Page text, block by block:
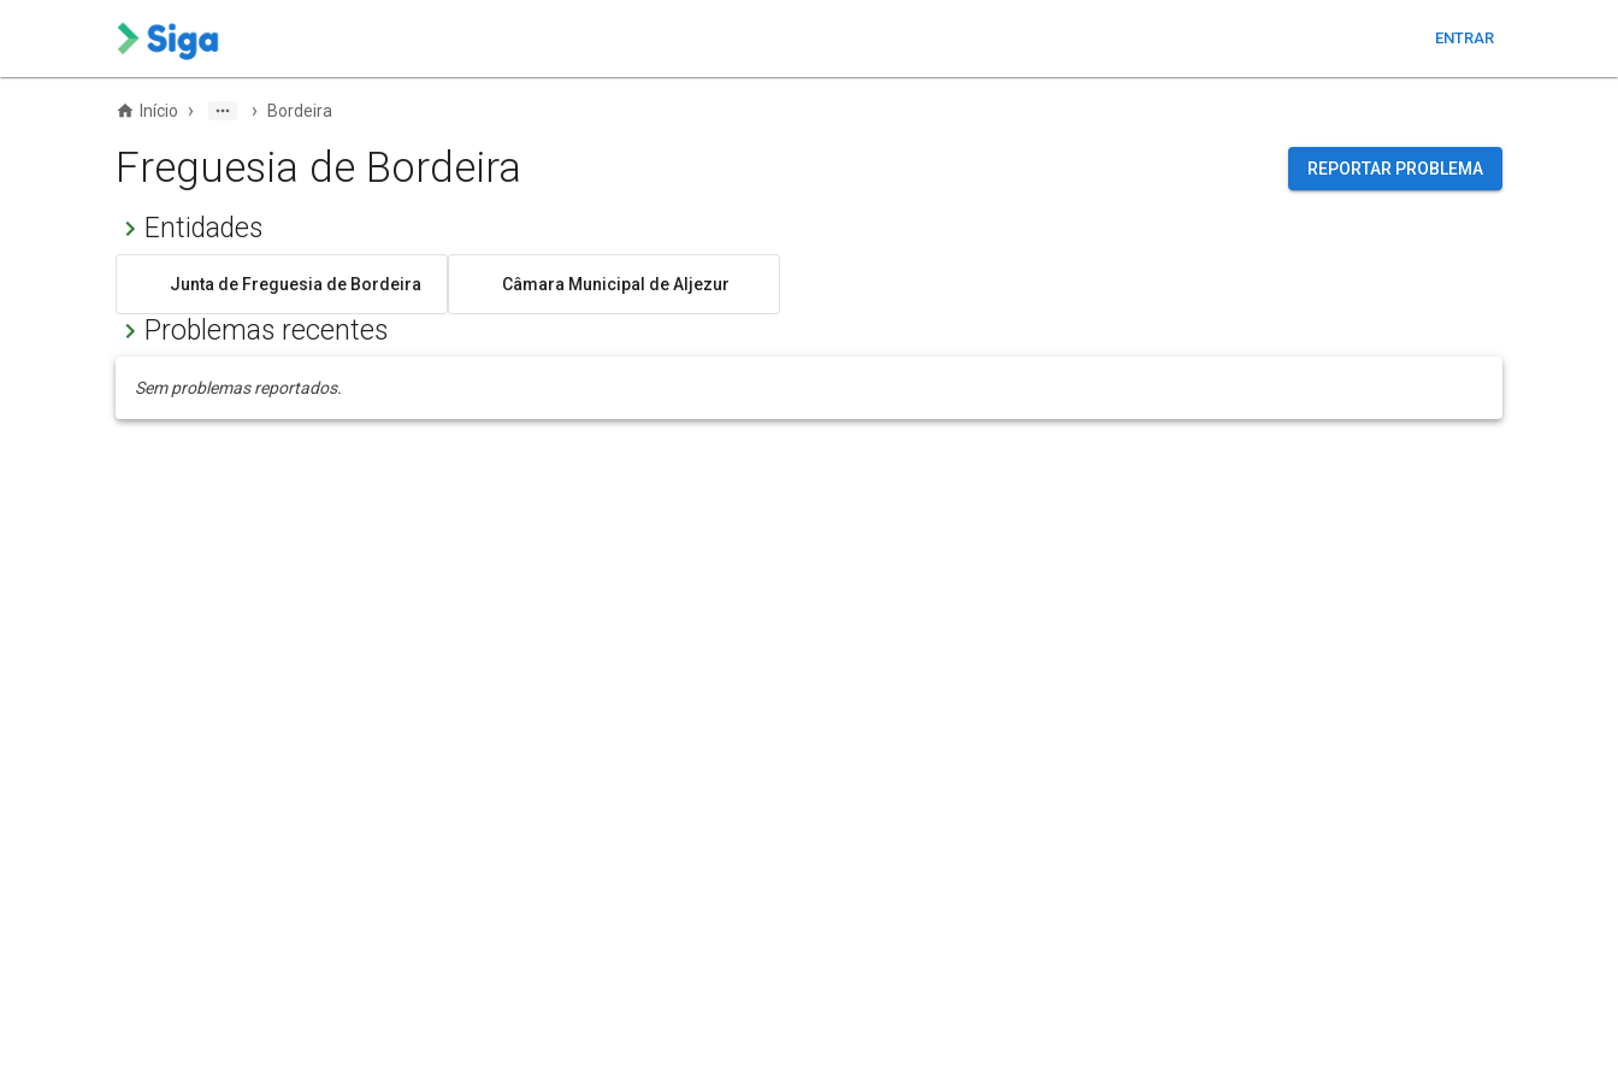
ENTRAR
Início › › Bordeira
Freguesia de Bordeira REPORTAR PROBLEMA
Entidades
Junta de Freguesia de Bordeira Câmara Municipal de Aljezur
Problemas recentes
Sem problemas reportados.